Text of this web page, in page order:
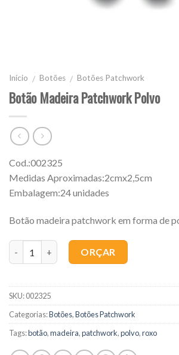
Início / Botões / Botões Patchwork
Botão Madeira Patchwork Polvo
Cod.:002325
Medidas Aproximadas:2cmx2,5cm
Embalagem:24 unidades
Botão madeira patchwork em forma de
ORÇAR
SKU:002325
Categorias:Botões,Botões Patchwork
Tags:botão,madeira,patchwork,polvo,roxo